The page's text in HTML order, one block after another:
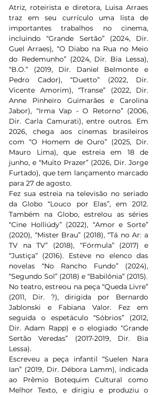
Atriz, roteirista e diretora, Luisa Arraes
traz em seu currículo uma lista de
importantes trabalhos no cinema,
incluindo “Grande Sertão” (2024, Dir.
Guel Arraes), “O Diabo na Rua no Meio
do Redemunho” (2024, Dir. Bia Lessa),
“B.O.” (2019, Dir. Daniel Belmonte e
Pedro Cador), “Duetto” (2022, Dir.
Vicente Amorim), “Transe” (2022, Dir.
Anne Pinheiro Guimarães e Carolina
Jabor), “Irma Vap - O Retorno” (2006,
Dir. Carla Camurati), entre outros. Em
2026, chega aos cinemas brasileiros
com “O Homem de Ouro” (2025, Dir.
Mauro Lima), que estreia em 18 de
junho, e “Muito Prazer” (2026, Dir. Jorge
Furtado), que tem lançamento marcado
para 27 de agosto.
Fez sua estreia na televisão no seriado
da Globo “Louco por Elas”, em 2012.
Também na Globo, estrelou as séries
“Cine Holliúdy” (2022), “Amor e Sorte”
(2020), “Mister Brau” (2018), “Tá no Ar: a
TV na TV” (2018), “Fórmula” (2017) e
“Justiça” (2016). Esteve no elenco das
novelas “No Rancho Fundo” (2024),
“Segundo Sol” (2018) e “Babilônia” (2015).
No teatro, estreou na peça “Queda Livre”
(2011, Dir. ?), dirigida por Bernardo
Jablonski e Fabiana Valor. Fez em
seguida o espetáculo “Sóbrios” (2012,
Dir. Adam Rapp) e o elogiado “Grande
Sertão Veredas” (2017-2019, Dir. Bia
Lessa).
Escreveu a peça infantil “Suelen Nara
Ian” (2019, Dir. Débora Lamm), indicada
ao Prêmio Botequim Cultural como
Melhor Texto, e dirigiu e produziu o